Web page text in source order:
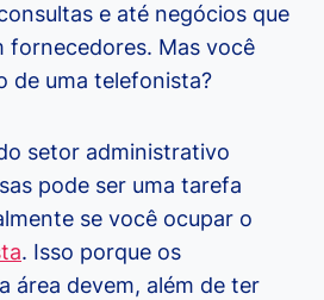
e até negócios que
fornecedores. Mas você
de uma telefonista?
setor administrativo
pode ser uma tarefa
se você ocupar o
. Isso porque os
área devem, além de ter